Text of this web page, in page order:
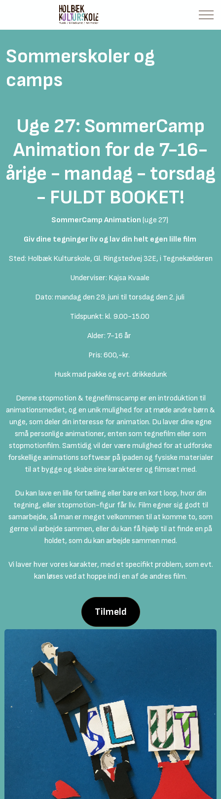
Sommerskoler og
camps
Uge 27: SommerCamp
Animation for de 7-16-
årige - mandag - torsdag
- FULDT BOOKET!
SommerCamp Animation (uge 27)
Giv dine tegninger liv og lav din helt egen lille film
Sted: Holbæk Kulturskole, Gl. Ringstedvej 32E, i Tegnekælderen
Underviser: Kajsa Kvaale
Dato: mandag den 29. juni til torsdag den 2. juli
Tidspunkt: kl. 9.00-15.00
Alder: 7-16 år
Pris: 600,-kr.
Husk mad pakke og evt. drikkedunk
Denne stopmotion & tegnefilmscamp er en introduktion til
animationsmediet, og en unik mulighed for at møde andre børn &
unge, som deler din interesse for animation. Du laver dine egne
små personlige animationer, enten som tegnefilm eller som
stopmotionfilm. Samtidig vil der være mulighed for at udforske
forskellige animations softwear på ipaden og fysiske materialer
til at bygge og skabe sine karakterer og filmsæt med.
Du kan lave en lille fortælling eller bare en kort loop, hvor din
tegning, eller stopmotion-figur får liv. Film egner sig godt til
samarbejde, så man er meget velkommen til at komme to, som
gerne vil arbejde sammen, eller du kan få hjælp til at finde en på
holdet, som du kan arbejde sammen med.
Vi laver hver vores karakter, med et specifikt problem, som evt.
kan løses ved at hoppe ind i en af de andres film.
Tilmeld